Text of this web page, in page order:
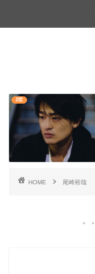
2世
HOME 尾崎裕哉